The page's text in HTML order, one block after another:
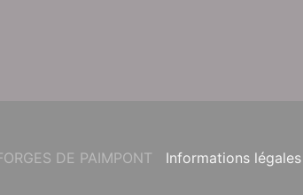
DE PAIMPONT Informations légales